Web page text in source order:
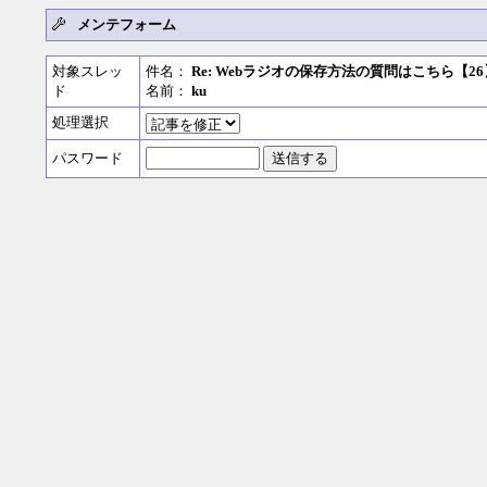
メンテフォーム
対象スレッ
ド
件名： Re: Webラジオの保存方法の質問はこちら【26
名前： ku
処理選択
パスワード